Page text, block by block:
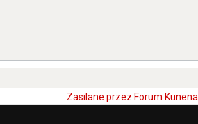
Zasilane przez Forum Kunena